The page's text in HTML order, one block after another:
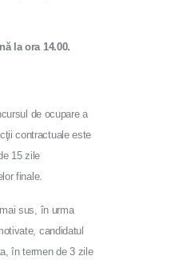
la ora 14.00.
de ocupare a
contractuale este
15 zile
finale.
sus, în urma
candidatul
în termen de 3 zile